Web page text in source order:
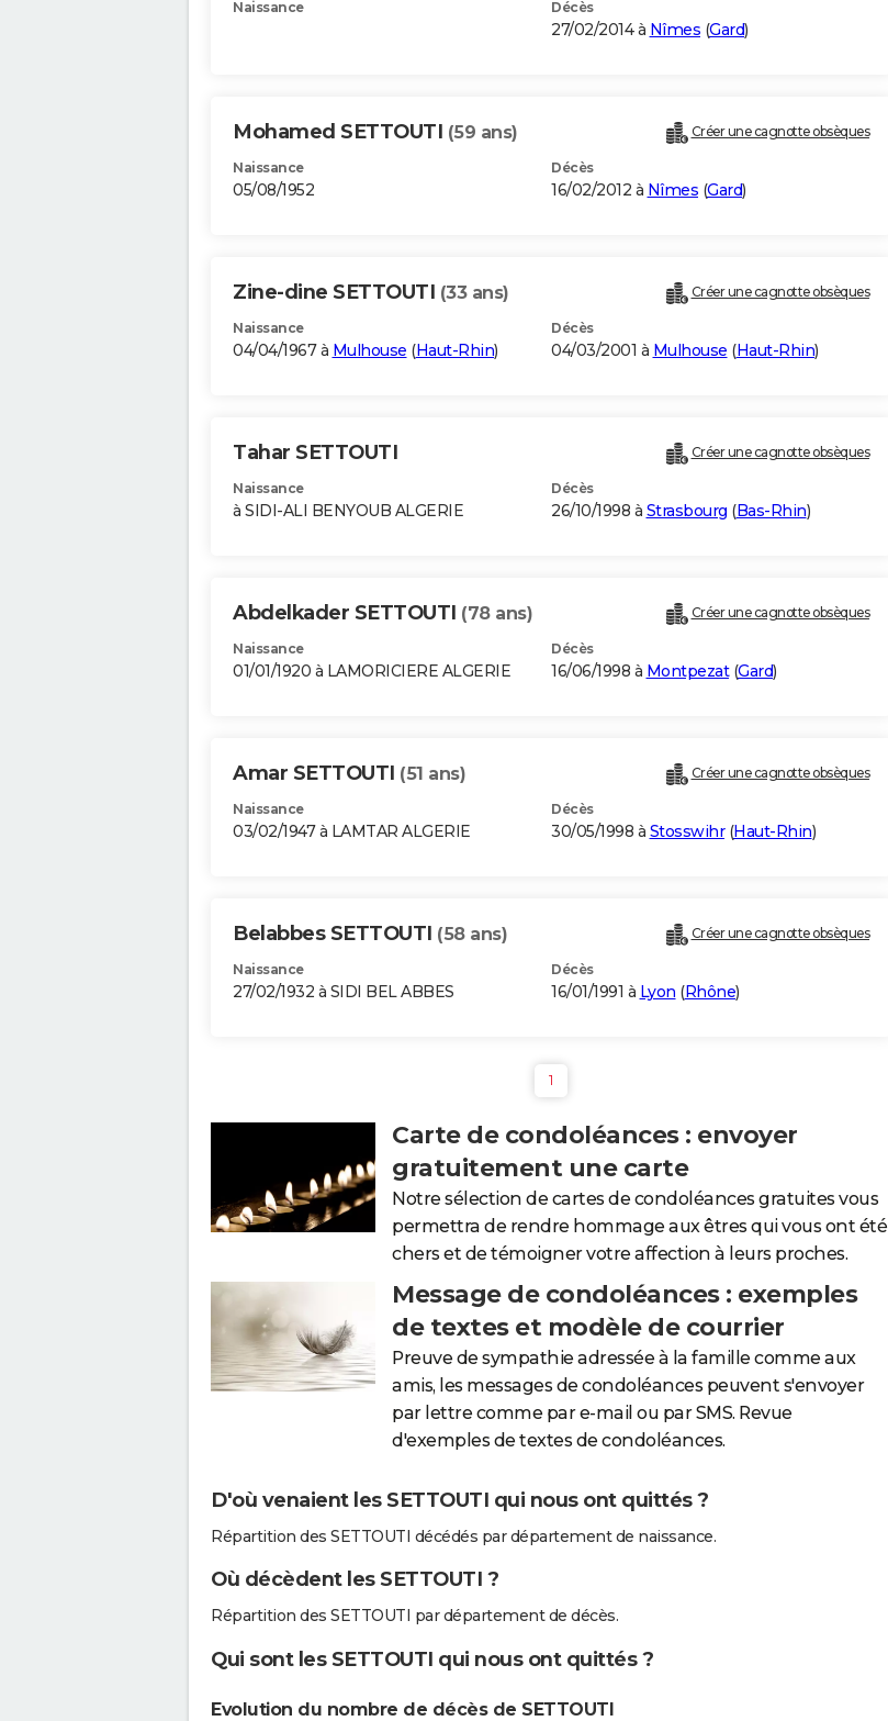
Naissance Décès
27/02/2014 à Nîmes (Gard)
Mohamed SETTOUTI (59 ans) Créer une cagnotte obsèques
Naissance
05/08/1952
Décès
16/02/2012 à Nîmes (Gard)
Zine-dine SETTOUTI (33 ans) Créer une cagnotte obsèques
Naissance
04/04/1967 à Mulhouse (Haut-Rhin)
Décès
04/03/2001 à Mulhouse (Haut-Rhin)
Tahar SETTOUTI Créer une cagnotte obsèques
Naissance
à SIDI-ALI BENYOUB ALGERIE
Décès
26/10/1998 à Strasbourg (Bas-Rhin)
Abdelkader SETTOUTI (78 ans) Créer une cagnotte obsèques
Naissance
01/01/1920 à LAMORICIERE ALGERIE
Décès
16/06/1998 à Montpezat(Gard)
Amar SETTOUTI (51 ans) Créer une cagnotte obsèques
Naissance
03/02/1947 à LAMTAR ALGERIE
Décès
30/05/1998 à Stosswihr(Haut-Rhin)
Belabbes SETTOUTI (58 ans) Créer une cagnotte obsèques
Naissance
27/02/1932 à SIDI BEL ABBES
Décès
16/01/1991 à Lyon (Rhône)
1
Carte de condoléances : envoyer
gratuitement une carte
Notre sélection de cartes de condoléances gratuites vous
permettra de rendre hommage aux êtres qui vous ont été
chers et de témoigner votre affection à leurs proches.
Message de condoléances : exemples
de textes et modèle de courrier
Preuve de sympathie adressée à la famille comme aux
amis, les messages de condoléances peuvent s'envoyer
par lettre comme par e-mail ou par SMS. Revue
d'exemples de textes de condoléances.
D'où venaient les SETTOUTI qui nous ont quittés ?
Répartition des SETTOUTI décédés par département de naissance.
Où décèdent les SETTOUTI ?
Répartition des SETTOUTI par département de décès.
Qui sont les SETTOUTI qui nous ont quittés ?
Evolution du nombre de décès de SETTOUTI